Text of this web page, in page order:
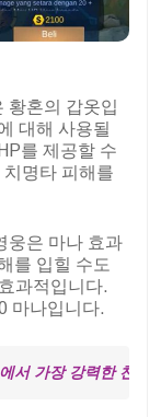
황혼의 갑옷입
대해 사용될
를 제공할 수
명타 피해를
웅은 마나 효과
를 입힐 수도
과적입니다.
마나입니다.
가장 강력한 천왕